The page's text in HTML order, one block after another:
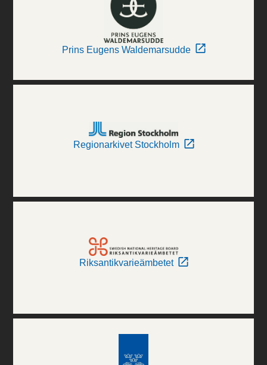
Prins Eugens Waldemarsudde
Regionarkivet Stockholm
Riksantikvarieämbetet